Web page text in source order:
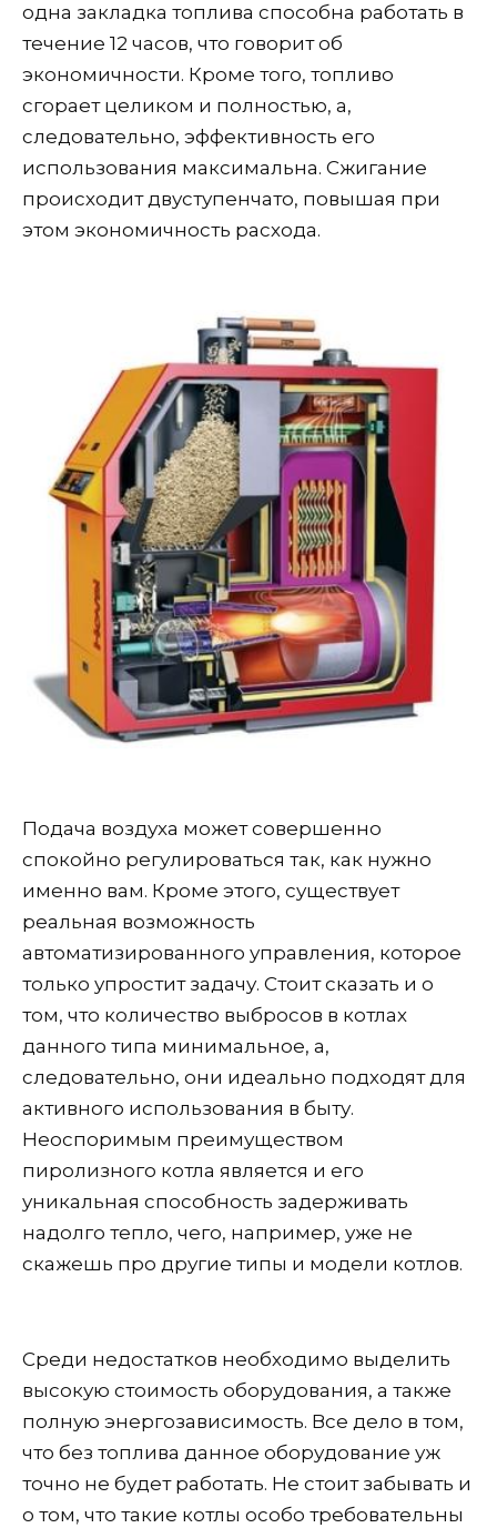
одна закладка топлива способна работать в
течение 12 часов, что говорит об
экономичности. Кроме того, топливо
сгорает целиком и полностью, а,
следовательно, эффективность его
использования максимальна. Сжигание
происходит двуступенчато, повышая при
этом экономичность расхода.
Подача воздуха может совершенно
спокойно регулироваться так, как нужно
именно вам. Кроме этого, существует
реальная возможность
автоматизированного управления, которое
только упростит задачу. Стоит сказать и о
том, что количество выбросов в котлах
данного типа минимальное, а,
следовательно, они идеально подходят для
активного использования в быту.
Неоспоримым преимуществом
пиролизного котла является и его
уникальная способность задерживать
надолго тепло, чего, например, уже не
скажешь про другие типы и модели котлов.
Среди недостатков необходимо выделить
высокую стоимость оборудования, а также
полную энергозависимость. Все дело в том,
что без топлива данное оборудование уж
точно не будет работать. Не стоит забывать и
о том, что такие котлы особо требовательны